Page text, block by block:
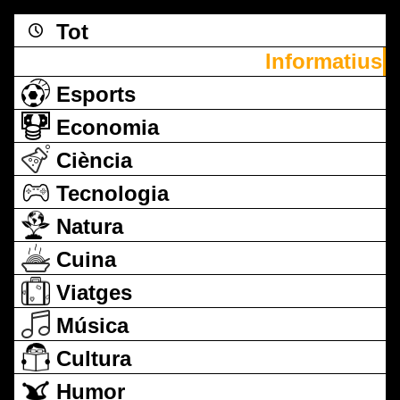
Tot
Informatius
Esports
Economia
Ciència
Tecnologia
Natura
Cuina
Viatges
Música
Cultura
Humor